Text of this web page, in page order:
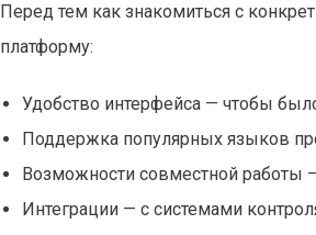
Перед тем как знакомиться с
платформу:
Удобство интерфейса — чтобы
Поддержка популярных языков
Возможности совместной работы
Интеграции — с системами